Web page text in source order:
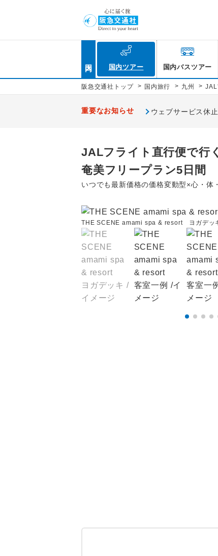
国内ツアー 国内バスツアー
阪急交通社トップ > 国内旅行 > 九州 > JAL
重要なお知らせ ウェブサービス休
JALフライト直行便で行
奄美フリープラン5日間
いつでも最新価格の価格変動型×心・体
THE SCENE amami spa & resort ヨガデッ